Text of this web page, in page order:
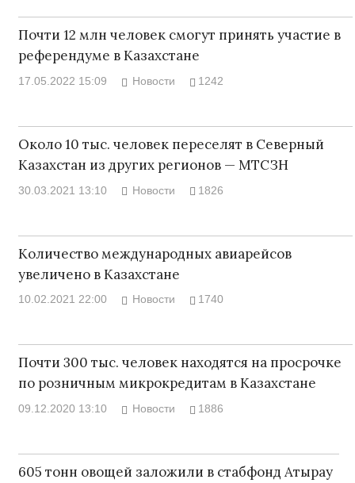
Почти 12 млн человек смогут принять участие в
референдуме в Казахстане
17.05.2022 15:09 Новости 1242
Около 10 тыс. человек переселят в Северный
Казахстан из других регионов — МТСЗН
30.03.2021 13:10 Новости 1826
Количество международных авиарейсов
увеличено в Казахстане
10.02.2021 22:00 Новости 1740
Почти 300 тыс. человек находятся на просрочке
по розничным микрокредитам в Казахстане
09.12.2020 13:10 Новости 1886
605 тонн овощей заложили в стабфонд Атырау